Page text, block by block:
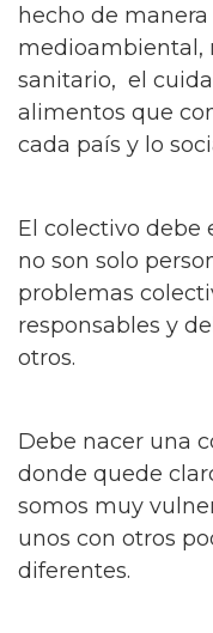
hecho de
medioambiental,
sanitario, el
alimentos que
cada país y lo
El colectivo debe
no son solo
problemas
responsables y
otros.
Debe nacer una
donde quede
somos muy
unos con otros
diferentes.